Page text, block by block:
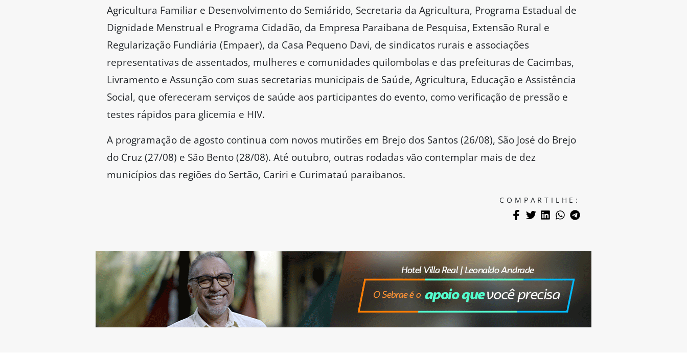
Agricultura Familiar e Desenvolvimento do Semiárido, Secretaria da Agricultura, Programa Estadual de
Dignidade Menstrual e Programa Cidadão, da Empresa Paraibana de Pesquisa, Extensão Rural e
Regularização Fundiária (Empaer), da Casa Pequeno Davi, de sindicatos rurais e associações
representativas de assentados, mulheres e comunidades quilombolas e das prefeituras de Cacimbas,
Livramento e Assunção com suas secretarias municipais de Saúde, Agricultura, Educação e Assistência
Social, que ofereceram serviços de saúde aos participantes do evento, como verificação de pressão e
testes rápidos para glicemia e HIV.
A programação de agosto continua com novos mutirões em Brejo dos Santos (26/08), São José do Brejo
do Cruz (27/08) e São Bento (28/08). Até outubro, outras rodadas vão contemplar mais de dez
municípios das regiões do Sertão, Cariri e Curimataú paraibanos.
COMPARTILHE: